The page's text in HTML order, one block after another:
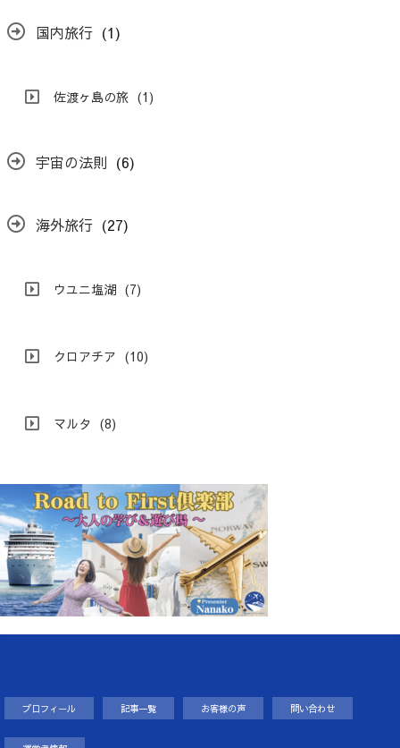
国内旅行 (1)
佐渡ヶ島の旅 (1)
宇宙の法則 (6)
海外旅行 (27)
ウユニ塩湖 (7)
クロアチア (10)
マルタ (8)
プロフィール 記事一覧 お客様の声 問い合わせ